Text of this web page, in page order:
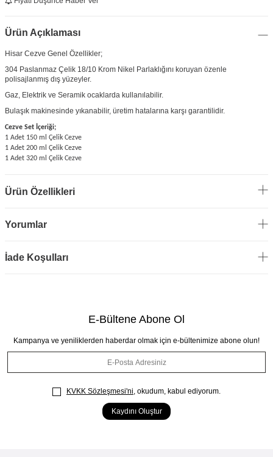
Ürün Açıklaması
Hisar Cezve Genel Özellikler;
304 Paslanmaz Çelik 18/10 Krom Nikel Parlaklığını koruyan özenle
polisajlanmış dış yüzeyler.
Gaz, Elektrik ve Seramik ocaklarda kullanılabilir.
Bulaşık makinesinde yıkanabilir, üretim hatalarına karşı garantilidir.
Cezve Set İçeriği;
1 Adet 150 ml Çelik Cezve
1 Adet 200 ml Çelik Cezve
1 Adet 320 ml Çelik Cezve
Ürün Özellikleri
Yorumlar
İade Koşulları
E-Bültene Abone Ol
Kampanya ve yeniliklerden haberdar olmak için e-bültenimize abone olun!
Kaydını Oluştur
KVKK Sözleşmesi'ni, okudum, kabul ediyorum.